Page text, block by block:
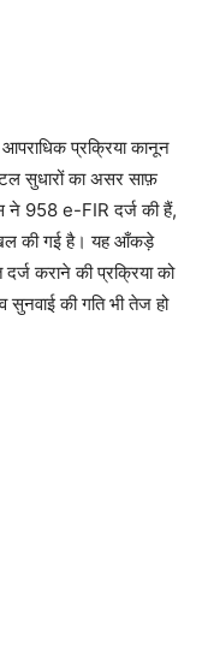
प्रक्रिया कानून
सुधारों का असर साफ़
ने 958 e-FIR दर्ज की हैं,
की गई है। यह आँकड़े
कराने की प्रक्रिया को
सुनवाई की गति भी तेज हो